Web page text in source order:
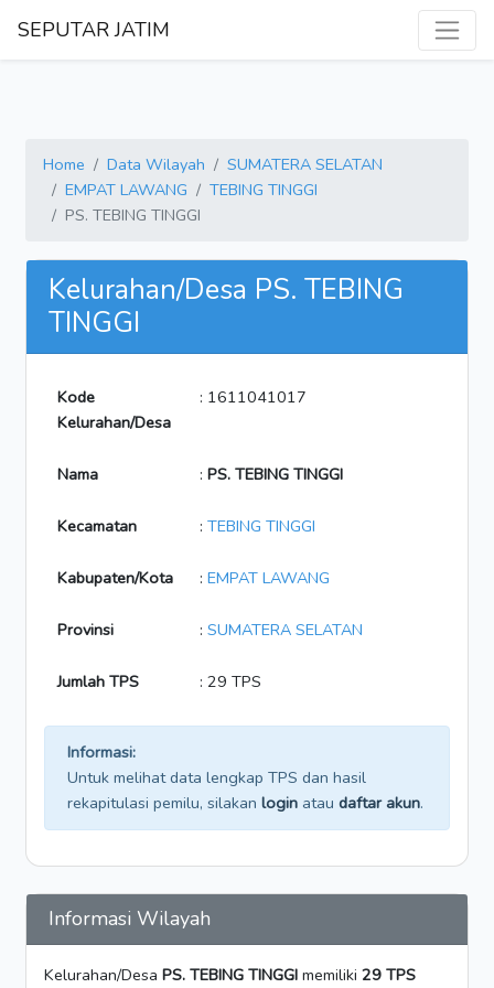
SEPUTAR JATIM
Home Data Wilayah
SUMATERA SELATAN
EMPAT LAWANG
TEBING TINGGI
PS. TEBING TINGGI
Kelurahan/Desa PS. TEBING
TINGGI
Kode
Kelurahan/Desa
: 1611041017
Nama : PS. TEBING TINGGI
Kecamatan : TEBING TINGGI
Kabupaten/Kota : EMPAT LAWANG
Provinsi : SUMATERA SELATAN
Jumlah TPS : 29 TPS
Informasi:
Untuk melihat data lengkap TPS dan hasil
rekapitulasi pemilu, silakan login atau daftar akun.
Informasi Wilayah
Kelurahan/Desa PS. TEBING TINGGI memiliki 29 TPS